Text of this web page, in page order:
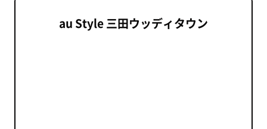
au Style 三田ウッディタウン